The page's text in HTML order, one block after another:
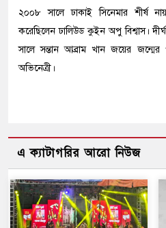
২০০৮ সালে ঢাকাই সিনেমার শীর্ষ
করেছিলেন ঢালিউড কুইন অপু বিশ্বাস।
সালে সন্তান আব্রাম খান জয়ের জন্মের
অভিনেত্রী।
এ ক্যাটাগরির আরো নিউজ